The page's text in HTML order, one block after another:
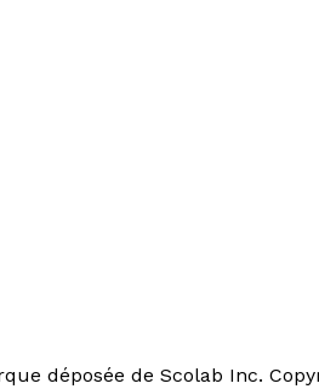
déposée de Scolab Inc.